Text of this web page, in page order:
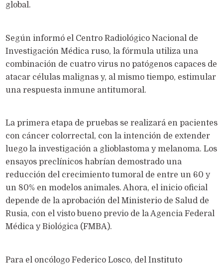
global.
Según informó el Centro Radiológico Nacional de
Investigación Médica ruso, la fórmula utiliza una
combinación de cuatro virus no patógenos capaces de
atacar células malignas y, al mismo tiempo, estimular
una respuesta inmune antitumoral.
La primera etapa de pruebas se realizará en pacientes
con cáncer colorrectal, con la intención de extender
luego la investigación a glioblastoma y melanoma. Los
ensayos preclínicos habrían demostrado una
reducción del crecimiento tumoral de entre un 60 y
un 80% en modelos animales. Ahora, el inicio oficial
depende de la aprobación del Ministerio de Salud de
Rusia, con el visto bueno previo de la Agencia Federal
Médica y Biológica (FMBA).
Para el oncólogo Federico Losco, del Instituto